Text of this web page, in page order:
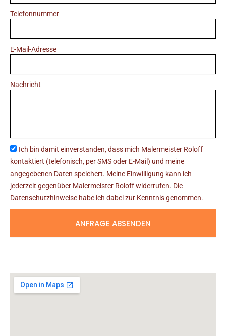
Telefonnummer
E-Mail-Adresse
Nachricht
Ich bin damit einverstanden, dass mich Malermeister Roloff
kontaktiert (telefonisch, per SMS oder E-Mail) und meine
angegebenen Daten speichert. Meine Einwilligung kann ich
jederzeit gegenüber Malermeister Roloff widerrufen. Die
Datenschutzhinweise habe ich dabei zur Kenntnis genommen.
ANFRAGE ABSENDEN